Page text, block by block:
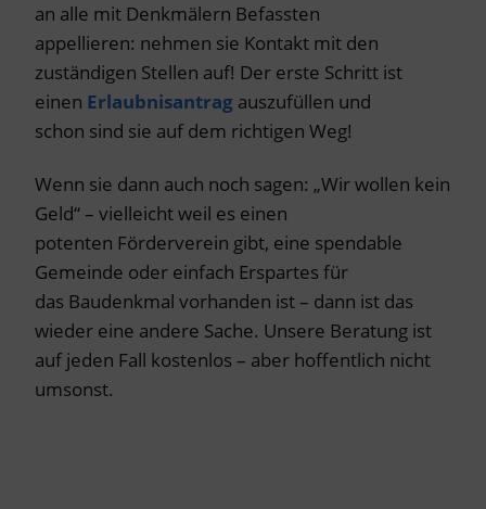
an alle mit Denkmälern Befassten
appellieren: nehmen sie Kontakt mit den
zuständigen Stellen auf! Der erste Schritt ist
einen Erlaubnisantrag auszufüllen und
schon sind sie auf dem richtigen Weg!
Wenn sie dann auch noch sagen: „Wir wollen kein
Geld“ – vielleicht weil es einen
potenten Förderverein gibt, eine spendable
Gemeinde oder einfach Erspartes für
das Baudenkmal vorhanden ist – dann ist das
wieder eine andere Sache. Unsere Beratung ist
auf jeden Fall kostenlos – aber hoffentlich nicht
umsonst.